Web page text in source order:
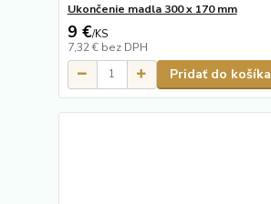
Ukončenie madla 300 x 170 mm
9 €/KS
7,32 € bez DPH
Pridať do košíka